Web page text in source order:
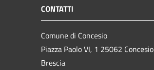
CONTATTI
Comune di Concesio
Piazza Paolo VI, 1 25062 Concesio
Brescia